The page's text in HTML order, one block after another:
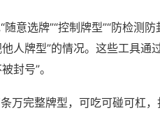
意选牌”“控制牌型”“防检测防
人牌型”的情况。这些工具通
封号”。
万完整牌型，可吃可碰可杠